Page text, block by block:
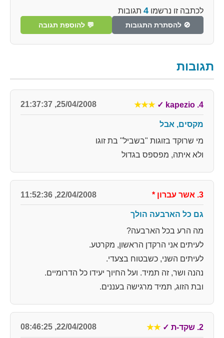
לכתבה זו נרשמו 4 תגובות
🚫 להסתרת התגובות 💬 להוספת תגובה
תגובות
4. kapezio
✓
★★★
25/04/2008, 21:37:37
מקסים, אבל
מי שרוקד בזוגות "בשביל" בת זוגו
ולא איתה, מפספס בגדול
3. אשר עברון *
22/04/2008, 11:52:36
גם כל הארבעה הולך
מה הרע בכל הארבעה?
לעיתים אני הרקדן הראשון, מקרטע.
לעיתים השני, כשבטוח בצעדי.
נהנה ושר, זה תמיד. ועל החיוך יעידו כל הדרומיים.
ובת הזוג, תמיד מרגישה בעננים.
2. שקד-ת ✓
★★
22/04/2008, 08:46:25